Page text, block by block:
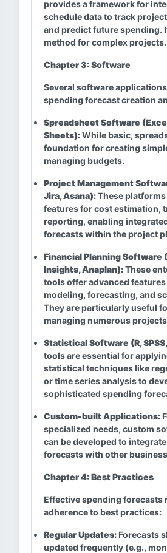
provides a framework for
schedule data to track
and predict future spending.
method for complex projects.
Chapter 3: Software
Several software
spending forecast creation
Spreadsheet Software
Sheets):While basic,
foundation for creating
managing budgets.
Project Management
Jira, Asana):These
features for cost estimation,
reporting, enabling
forecasts within the project
Financial Planning Software
Insights, Anaplan):These
tools offer advanced
modeling, forecasting, and
They are particularly useful
managing numerous
Statistical Software (R,
tools are essential for
statistical techniques like
or time series analysis to
sophisticated spending
Custom-built Applications:
specialized needs, custom
can be developed to
forecasts with other
Chapter 4: Best Practices
Effective spending forecasts
adherence to best practices:
Regular Updates: Forecasts
updated frequently (e.g.,